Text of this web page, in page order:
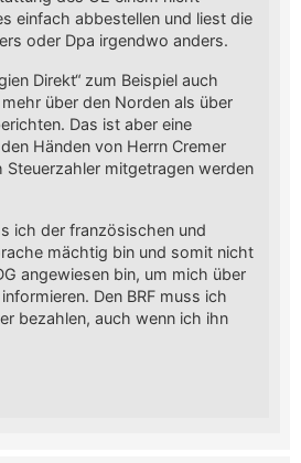
einfach abbestellen und liest die
oder Dpa irgendwo anders.
Direkt“ zum Beispiel auch
über den Norden als über
Das ist aber eine
Händen von Herrn Cremer
Steuerzahler mitgetragen werden
ich der französischen und
mächtig bin und somit nicht
angewiesen bin, um mich über
Den BRF muss ich
bezahlen, auch wenn ich ihn